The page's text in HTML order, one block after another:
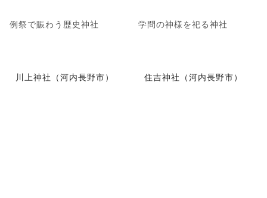
例祭で賑わう歴史神社 学問の神様を祀る神社
川上神社（河内長野市） 住吉神社（河内長野市）